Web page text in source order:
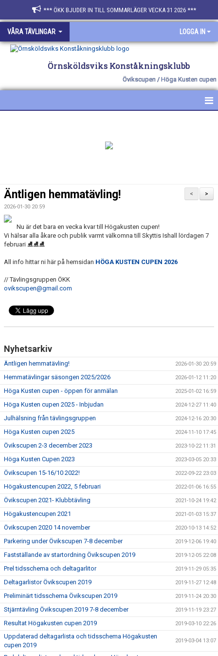
*** ÖKK BJUDER IN TILL SOMMARLÄGER VECKA 31 2026 ***
VÅRA TÄVLINGAR LOGGA IN
Örnsköldsviks Konståkningsklubb
Övikscupen / Höga Kusten cupen
KONTAKT
DOKUMENT
>
<
Äntligen hemmatävling!
2026-01-30 20:59
Nu är det bara en vecka kvar till Högakusten cupen!
Vi hälsar alla åkare och publik varmt välkomna till Skyttis Ishall lördagen 7
februari ⛸️⛸️⛸️
All info hittar ni här på hemsidan HÖGA KUSTEN CUPEN 2026
// Tävlingsgruppen ÖKK
ovikscupen@gmail.com
Nyhetsarkiv
Äntligen hemmatävling! 2026-01-30 20:59
Hemmatävlingar säsongen 2025/2026 2026-01-12 11:20
Höga Kusten cupen - öppen för anmälan 2025-01-02 16:59
Höga Kusten cupen 2025 - Inbjudan 2024-12-27 11:40
Julhälsning från tävlingsgruppen 2024-12-16 20:30
Höga Kusten cupen 2025 2024-11-10 17:45
Övikscupen 2-3 december 2023 2023-10-22 11:31
Höga Kusten Cupen 2023 2023-03-05 20:33
Övikscupen 15-16/10 2022! 2022-09-22 23:03
Högakustencupen 2022, 5 februari 2022-01-06 16:55
Övikscupen 2021- Klubbtävling 2021-10-24 19:42
Högakustencupen 2021 2021-01-03 15:37
Övikscupen 2020 14 november 2020-10-13 14:52
Parkering under Övikscupen 7-8 december 2019-12-06 19:40
Fastställande av startordning Övikscupen 2019 2019-12-05 22:08
Prel tidsschema och deltagarlitor 2019-11-29 05:35
Deltagarlistor Övikscupen 2019 2019-11-27 12:48
Preliminärt tidsschema Övikscupen 2019 2019-11-24 20:30
Stjärntävling Övikscupen 2019 7-8 december 2019-11-19 23:27
Resultat Högakusten cupen 2019 2019-03-10 22:26
Uppdaterad deltagarlista och tidsschema Högakusten
cupen 2019
2019-03-04 13:07